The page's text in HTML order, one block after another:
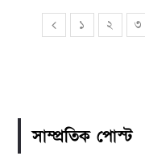
১ ২ ৩
সাম্প্রতিক পোস্ট